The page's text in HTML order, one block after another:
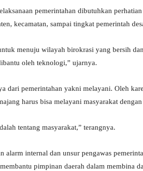
pemerintahan dibutuhkan
kecamatan, sampai tingkat pemerintah
menuju wilayah birokrasi yang bersih
oleh teknologi,” ujarnya.
dari pemerintahan yakni melayani. Oleh
harus bisa melayani masyarakat
tentang masyarakat,” terangnya.
alarm internal dan unsur pengawas
pimpinan daerah dalam membina